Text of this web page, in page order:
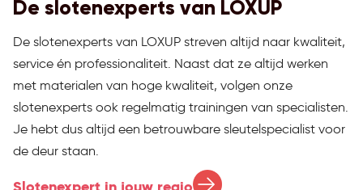
De slotenexperts van LOXUP
De slotenexperts van LOXUP streven altijd naar kwaliteit,
service én professionaliteit. Naast dat ze altijd werken
met materialen van hoge kwaliteit, volgen onze
slotenexperts ook regelmatig trainingen van specialisten.
Je hebt dus altijd een betrouwbare sleutelspecialist voor
de deur staan.